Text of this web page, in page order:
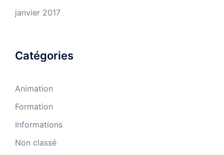
janvier 2017
Catégories
Animation
Formation
Informations
Non classé